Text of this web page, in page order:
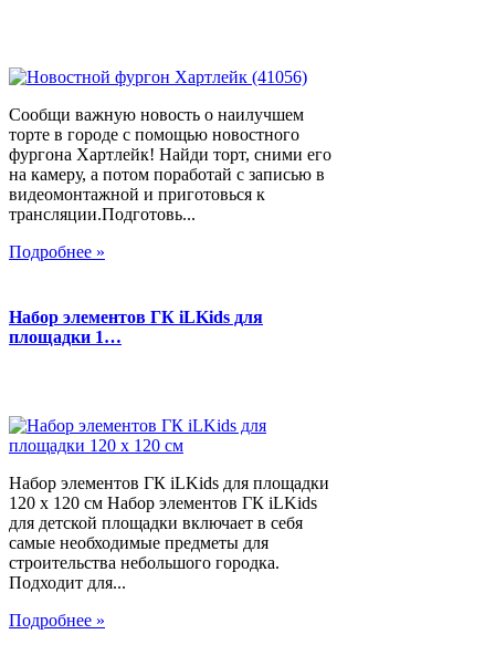
Сообщи важную новость о наилучшем
торте в городе с помощью новостного
фургона Хартлейк! Найди торт, сними его
на камеру, а потом поработай с записью в
видеомонтажной и приготовься к
трансляции.Подготовь...
Подробнее »
Набор элементов ГК iLKids для
площадки 1…
Набор элементов ГК iLKids для площадки
120 х 120 см Набор элементов ГК iLKids
для детской площадки включает в себя
самые необходимые предметы для
строительства небольшого городка.
Подходит для...
Подробнее »